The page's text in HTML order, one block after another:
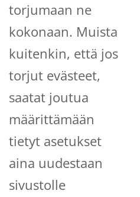
torjumaan ne
kokonaan. Muista
kuitenkin, että jos
torjut evästeet,
saatat joutua
määrittämään
tietyt asetukset
aina uudestaan
sivustolle